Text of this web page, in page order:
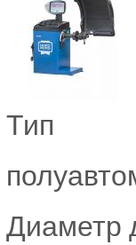
Тип
Диаметр